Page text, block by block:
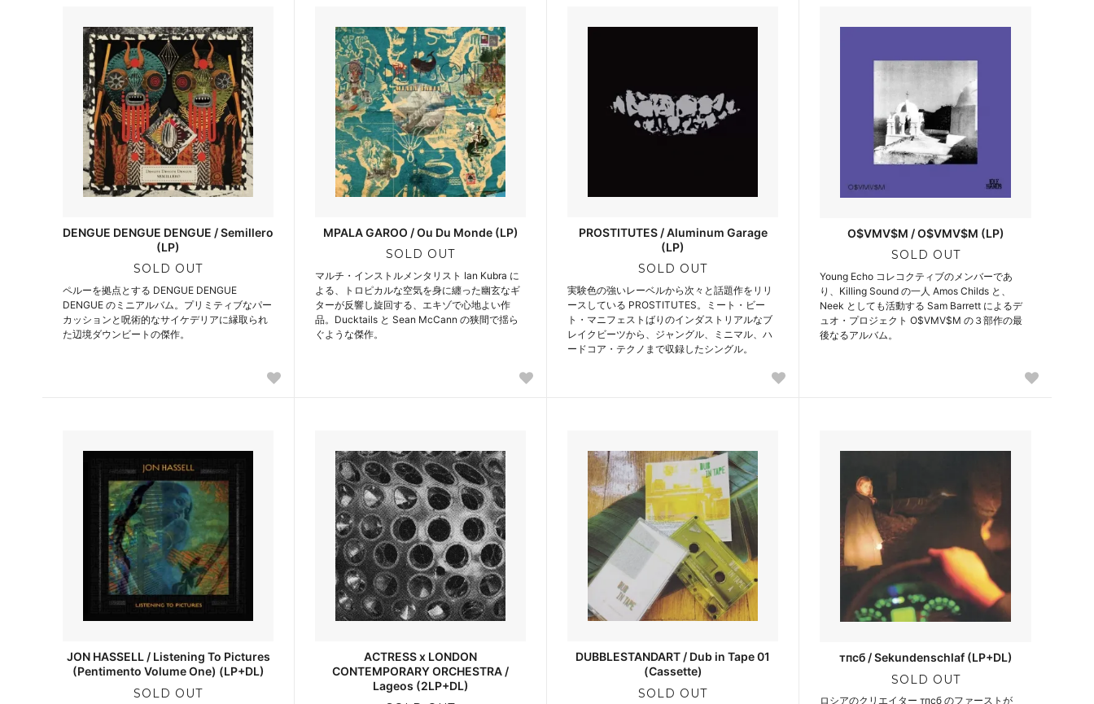
DENGUE DENGUE DENGUE / Semillero
(LP)
SOLD OUT
ペルーを拠点とする DENGUE DENGUE
DENGUE のミニアルバム。プリミティブなパー
カッションと呪術的なサイケデリアに縁取られ
た辺境ダウンビートの傑作。
MPALA GAROO / Ou Du Monde (LP)
SOLD OUT
マルチ・インストルメンタリスト Ian Kubra に
よる、トロピカルな空気を身に纏った幽玄なギ
ターが反響し旋回する、エキゾで心地よい作
品。Ducktails と Sean McCann の狭間で揺ら
ぐような傑作。
PROSTITUTES / Aluminum Garage
(LP)
SOLD OUT
実験色の強いレーベルから次々と話題作をリリ
ースしている PROSTITUTES。ミート・ビー
ト・マニフェストばりのインダストリアルなブ
レイクビーツから、ジャングル、ミニマル、ハ
ードコア・テクノまで収録したシングル。
O$VMV$M / O$VMV$M (LP)
SOLD OUT
Young Echo コレコクティブのメンバーであ
り、Killing Sound の一人 Amos Childs と、
Neek としても活動する Sam Barrett によるデ
ュオ・プロジェクト O$VMV$M の３部作の最
後なるアルバム。
JON HASSELL / Listening To Pictures
(Pentimento Volume One) (LP+DL)
SOLD OUT
ACTRESS x LONDON
CONTEMPORARY ORCHESTRA /
Lageos (2LP+DL)
DUBBLESTANDART / Dub in Tape 01
(Cassette)
SOLD OUT
тпсб / Sekundenschlaf (LP+DL)
SOLD OUT
ロシアのクリエイター тпсб のファーストが